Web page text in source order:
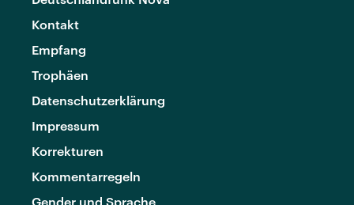
Kontakt
Empfang
Trophäen
Datenschutzerklärung
Impressum
Korrekturen
Kommentarregeln
Gender und Sprache